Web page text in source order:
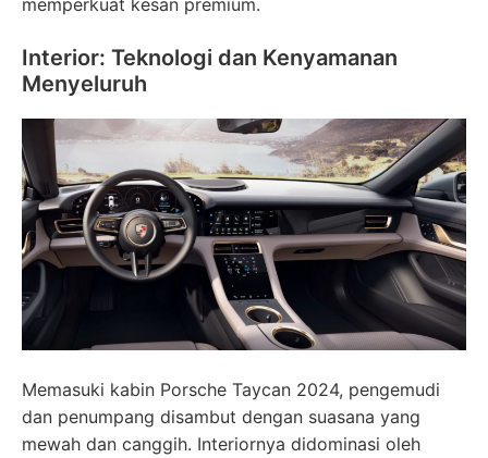
memperkuat kesan premium.
Interior: Teknologi dan Kenyamanan
Menyeluruh
Memasuki kabin Porsche Taycan 2024, pengemudi
dan penumpang disambut dengan suasana yang
mewah dan canggih. Interiornya didominasi oleh